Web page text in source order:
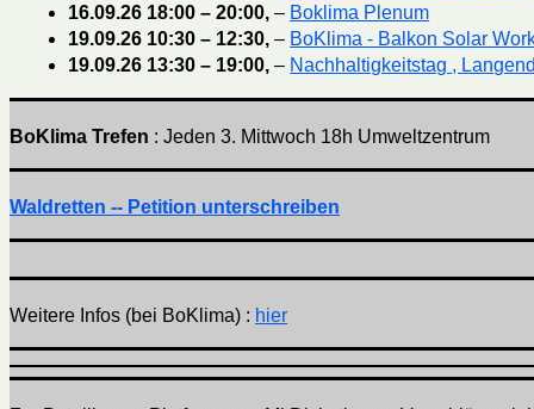
16.09.26 18:00 – 20:00,– Boklima Plenum
19.09.26 10:30 – 12:30,– BoKlima - Balkon Solar
19.09.26 13:30 – 19:00,– Nachhaltigkeitstag ,
BoKlima Trefen : Jeden 3. Mittwoch 18h Umweltzentrum
Waldretten -- Petition unterschreiben
Weitere Infos (bei BoKlima) : hier